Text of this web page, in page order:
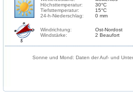
Höchsttemperatur:
Tiefsttemperatur:
24-h-Niederschlag:
30°C
15°C
0 mm
Windrichtung:
Windstärke:
Ost-Nordost
2 Beaufort
Sonne und Mond: Daten der Auf- und